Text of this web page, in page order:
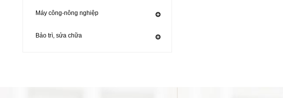
Máy công-nông nghiệp
Bảo trì, sửa chữa